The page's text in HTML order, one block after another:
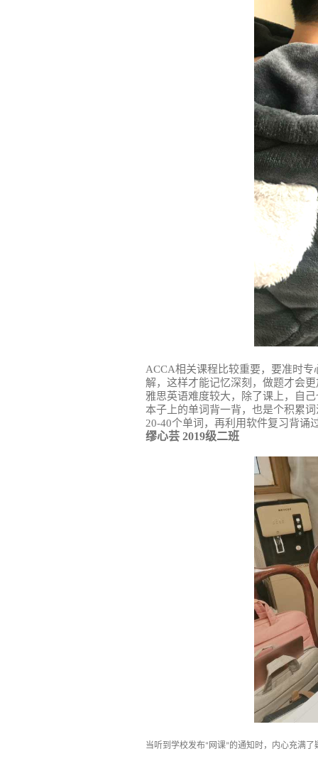
ACCA相关课程比较重要，要准时
解，这样才能记忆深刻，做题才会
雅思英语难度较大，除了课上，自
本子上的单词背一背，也是个积累
20-40个单词，再利用软件复习背诵
缪心芸 2019级二班
当听到学校发布“ 网课”的通知时，内心充满